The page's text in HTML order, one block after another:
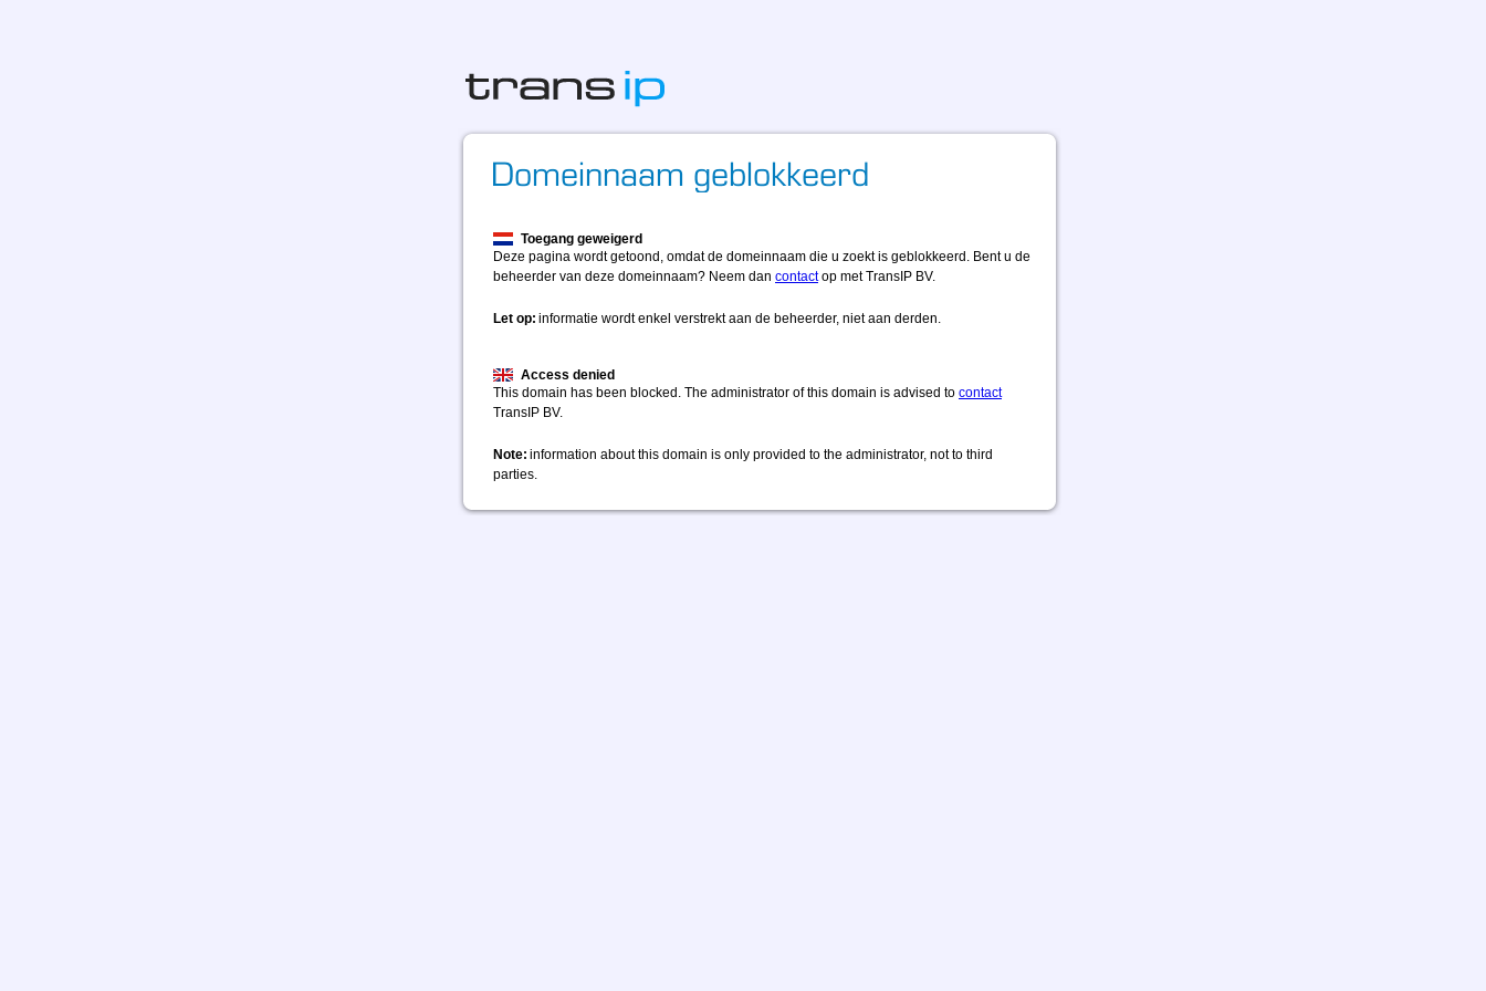
Toegang geweigerd
Deze pagina wordt getoond, omdat de domeinnaam die u zoekt is geblokkeerd. Bent u de
beheerder van deze domeinnaam? Neem dan contactop met TransIP BV.
Let op: informatie wordt enkel verstrekt aan de beheerder, niet aan derden.
Access denied
This domain has been blocked. The administrator of this domain is advised to contact
TransIP BV.
Note: information about this domain is only provided to the administrator, not to third
parties.